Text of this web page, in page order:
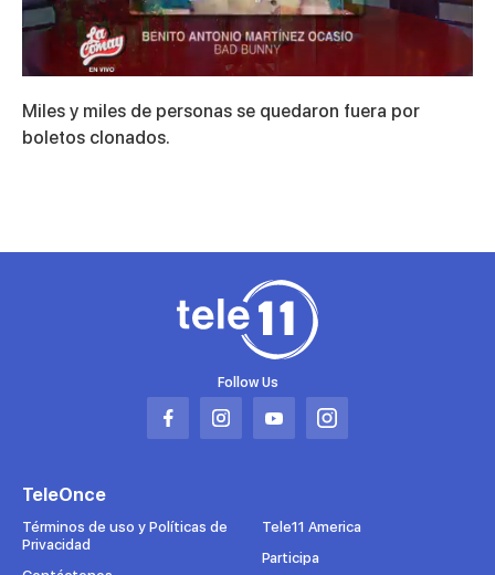
seconds
of
5
Miles y miles de personas se quedaron fuera por
boletos clonados.
Follow Us
Abrir
pestaña
Abrir
pestaña
Abrir
pestaña
Abrir
pestaña
TeleOnce
Términos de uso y Políticas de
Privacidad
Tele11 America
Participa